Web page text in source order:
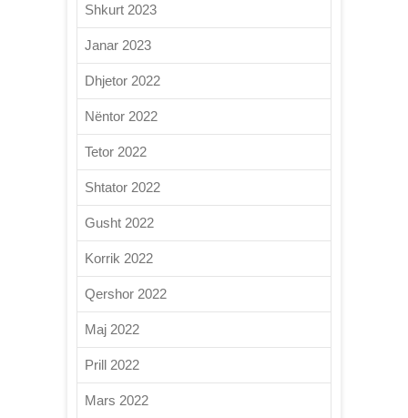
Shkurt 2023
Janar 2023
Dhjetor 2022
Nëntor 2022
Tetor 2022
Shtator 2022
Gusht 2022
Korrik 2022
Qershor 2022
Maj 2022
Prill 2022
Mars 2022